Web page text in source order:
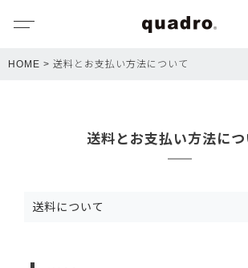
HOME 送料とお支払い方法について
送料とお支払い方法につ
送料について